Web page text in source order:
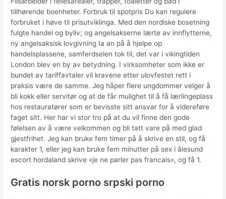
tillhørende boenheter. Forbruk til spotpris Du kan regulere
forbruket i høve til prisutviklinga. Med den nordiske bosetning
fulgte handel og byliv; og angelsakserne lærte av innflytterne,
ny angelsaksisk lovgivning Ia an på å hjelpe op
handelsplassene, samferdselen tok til, det var i vikingtiden
London blev en by av betydning. I virksomheter som ikke er
bundet av tariffavtaler vil kravene etter ulovfestet rett i
praksis være de samme. Jeg håper flere ungdommer velger å
bli kokk eller servitør og at de får mulighet til å få lærlingeplass
hos restauratører som er bevisste sitt ansvar for å videreføre
faget sitt. Her har vi stor tro på at du vil finne den gode
følelsen av å være velkommen og bli tatt vare på med glad
gjestfrihet. Jeg kan bruke fem timer på å skrive en stil, og få
karakter 1, eller jeg kan bruke fem minutter på sex i ålesund
escort hordaland skrive «je ne parler pas francais», og få 1.
Gratis norsk porno srpski porno